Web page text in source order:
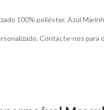
100% poliéster. Azul
Contacte-nos para